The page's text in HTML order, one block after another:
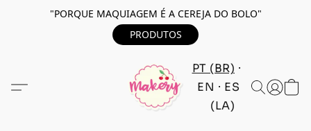
"PORQUE MAQUIAGEM É A CEREJA DO BOLO"
PRODUTOS
PT (BR)
EN
ES
(LA)